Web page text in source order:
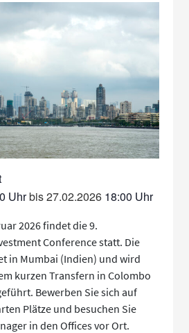
bis27.02.2026 18:00
2026 findet die 9.
Conference statt. Die
in Mumbai (Indien) und wird
kurzen Transfern in Colombo
Bewerben Sie sich auf
Plätze und besuchen Sie
in den Offices vor Ort.